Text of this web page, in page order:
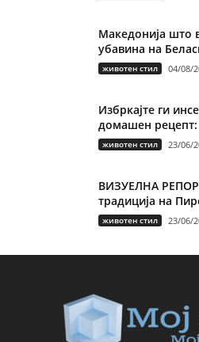
Македонија што
убавина на
животен стил 04/08/
Избркајте ги
домашен рецепт:
животен стил 23/06/
ВИЗУЕЛНА
традиција на
животен стил 23/06/